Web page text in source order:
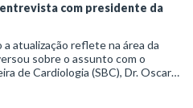
com presidente da
atualização reflete na área da
sobre o assunto com o
de Cardiologia (SBC), Dr. Oscar
de cardiologistas.